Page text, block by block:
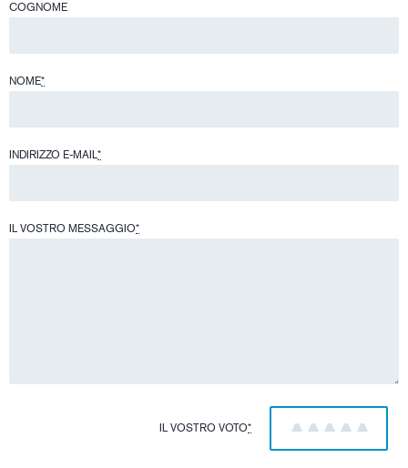
COGNOME
NOME*
INDIRIZZO E-MAIL*
IL VOSTRO MESSAGGIO*
IL VOSTRO VOTO* 5
4
3
2
1